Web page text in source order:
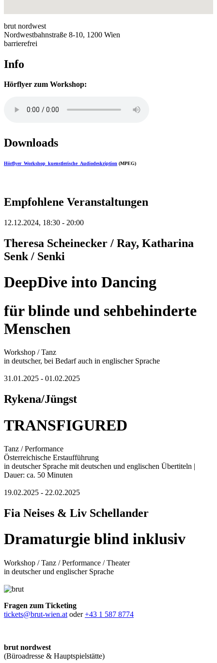
brut nordwest
Nordwestbahnstraße 8-10, 1200 Wien
barrierefrei
Info
Hörflyer zum Workshop:
Downloads
Hörflyer_Workshop_kuenstlerische_Audiodeskription (MPEG)
Empfohlene Veranstaltungen
12.12.2024, 18:30 - 20:00
Theresa Scheinecker / Ray, Katharina
Senk / Senki
DeepDive into Dancing
für blinde und sehbehinderte
Menschen
Workshop / Tanz
in deutscher, bei Bedarf auch in englischer Sprache
31.01.2025 - 01.02.2025
Rykena/Jüngst
TRANSFIGURED
Tanz / Performance
Österreichische Erstaufführung
in deutscher Sprache mit deutschen und englischen Übertiteln |
Dauer: ca. 50 Minuten
19.02.2025 - 22.02.2025
Fia Neises & Liv Schellander
Dramaturgie blind inklusiv
Workshop / Tanz / Performance / Theater
in deutscher und englischer Sprache
Fragen zum Ticketing
tickets@brut-wien.at oder+43 1 587 8774
brut nordwest
(Büroadresse & Hauptspielstätte)